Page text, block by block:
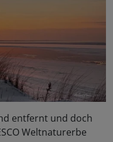
entfernt und doch
Weltnaturerbe